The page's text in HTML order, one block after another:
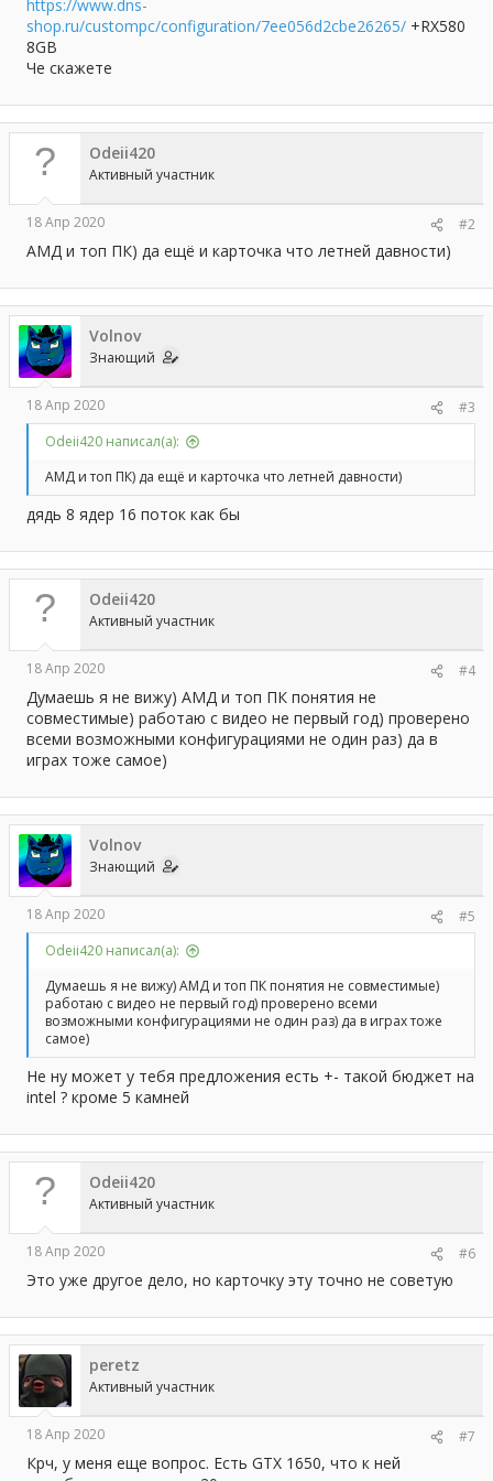
https://www.dns-
shop.ru/custompc/configuration/7ee056d2cbe26265/ +RX580
8GB
Че скажете
Odeii420
Активный участник
18 Апр 2020 #2
АМД и топ ПК) да ещё и карточка что летней давности)
Volnov
Знающий
18 Апр 2020
#3
Odeii420 написал(а):
АМД и топ ПК) да ещё и карточка что летней давности)
дядь 8 ядер 16 поток как бы
Odeii420
Активный участник
18 Апр 2020 #4
Думаешь я не вижу) АМД и топ ПК понятия не
совместимые) работаю с видео не первый год) проверено
всеми возможными конфигурациями не один раз) да в
играх тоже самое)
Volnov
Знающий
18 Апр 2020
#5
Odeii420 написал(а):
Думаешь я не вижу) АМД и топ ПК понятия не совместимые)
работаю с видео не первый год) проверено всеми
возможными конфигурациями не один раз) да в играх тоже
самое)
Не ну может у тебя предложения есть +- такой бюджет на
intel ? кроме 5 камней
Odeii420
Активный участник
18 Апр 2020 #6
Это уже другое дело, но карточку эту точно не советую
peretz
Активный участник
18 Апр 2020 #7
Крч, у меня еще вопрос. Есть GTX 1650, что к ней